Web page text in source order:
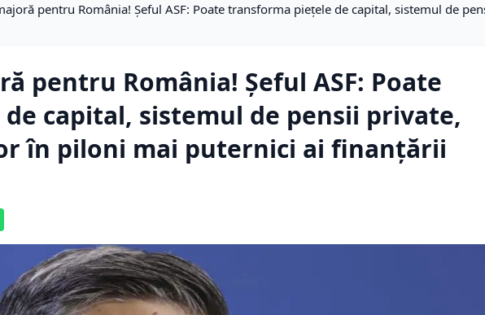
pentru România! Șeful ASF: Poate transforma piețele de capital, sistemul de
pentru România! Șeful ASF: Poate
capital, sistemul de pensii private,
în piloni mai puternici ai finanțării